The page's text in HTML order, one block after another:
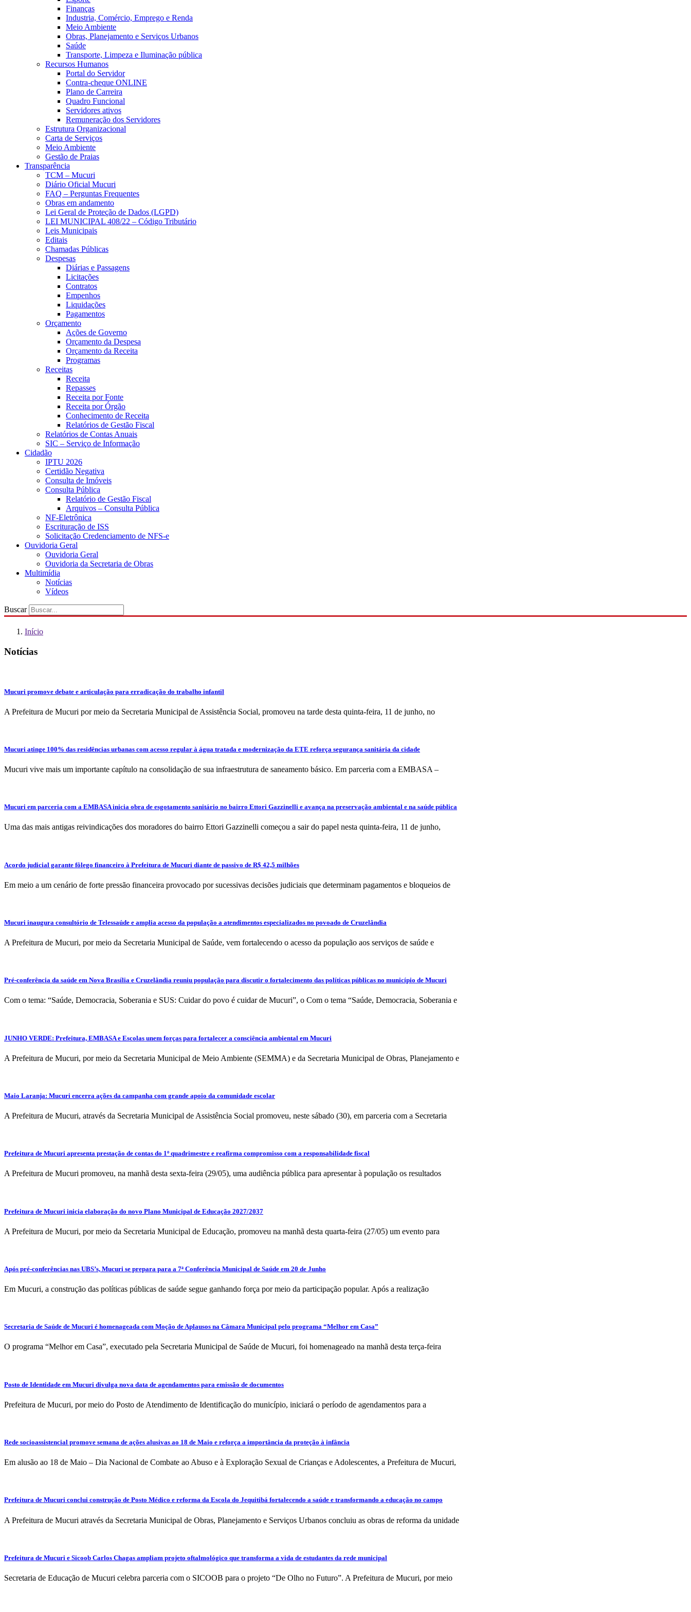
Finanças
Industria, Comércio, Emprego e Renda
Meio Ambiente
Obras, Planejamento e Serviços Urbanos
Saúde
Transporte, Limpeza e Iluminação pública
Recursos Humanos
Portal do Servidor
Contra-cheque ONLINE
Plano de Carreira
Quadro Funcional
Servidores ativos
Remuneração dos Servidores
Estrutura Organizacional
Carta de Serviços
Meio Ambiente
Gestão de Praias
Transparência
TCM – Mucuri
Diário Oficial Mucuri
FAQ – Perguntas Frequentes
Obras em andamento
Lei Geral de Proteção de Dados (LGPD)
LEI MUNICIPAL 408/22 – Código Tributário
Leis Municipais
Editais
Chamadas Públicas
Despesas
Diárias e Passagens
Licitações
Contratos
Empenhos
Liquidações
Pagamentos
Orçamento
Ações de Governo
Orçamento da Despesa
Orçamento da Receita
Programas
Receitas
Receita
Repasses
Receita por Fonte
Receita por Órgão
Conhecimento de Receita
Relatórios de Gestão Fiscal
Relatórios de Contas Anuais
SIC – Serviço de Informação
Cidadão
IPTU 2026
Certidão Negativa
Consulta de Imóveis
Consulta Pública
Relatório de Gestão Fiscal
Arquivos – Consulta Pública
NF-Eletrônica
Escrituração de ISS
Solicitação Credenciamento de NFS-e
Ouvidoria Geral
Ouvidoria Geral
Ouvidoria da Secretaria de Obras
Multimídia
Notícias
Vídeos
Buscar
Início
Notícias
Mucuri promove debate e articulação para erradicação do trabalho infantil
A Prefeitura de Mucuri por meio da Secretaria Municipal de Assistência Social, promoveu na tarde desta quinta-feira, 11 de junho, no
Mucuri atinge 100% das residências urbanas com acesso regular à água tratada e modernização da ETE reforça segurança sanitária da cidade
Mucuri vive mais um importante capítulo na consolidação de sua infraestrutura de saneamento básico. Em parceria com a EMBASA –
Mucuri em parceria com a EMBASA inicia obra de esgotamento sanitário no bairro Ettori Gazzinelli e avança na preservação ambiental e na saúde pública
Uma das mais antigas reivindicações dos moradores do bairro Ettori Gazzinelli começou a sair do papel nesta quinta-feira, 11 de junho,
Acordo judicial garante fôlego financeiro à Prefeitura de Mucuri diante de passivo de R$ 42,5 milhões
Em meio a um cenário de forte pressão financeira provocado por sucessivas decisões judiciais que determinam pagamentos e bloqueios de
Mucuri inaugura consultório de Telessaúde e amplia acesso da população a atendimentos especializados no povoado de Cruzelândia
A Prefeitura de Mucuri, por meio da Secretaria Municipal de Saúde, vem fortalecendo o acesso da população aos serviços de saúde e
Pré-conferência da saúde em Nova Brasília e Cruzelândia reuniu população para discutir o fortalecimento das políticas públicas no município de Mucuri
Com o tema: “Saúde, Democracia, Soberania e SUS: Cuidar do povo é cuidar de Mucuri”, o Com o tema “Saúde, Democracia, Soberania e
JUNHO VERDE: Prefeitura, EMBASA e Escolas unem forças para fortalecer a consciência ambiental em Mucuri
A Prefeitura de Mucuri, por meio da Secretaria Municipal de Meio Ambiente (SEMMA) e da Secretaria Municipal de Obras, Planejamento e
Maio Laranja: Mucuri encerra ações da campanha com grande apoio da comunidade escolar
A Prefeitura de Mucuri, através da Secretaria Municipal de Assistência Social promoveu, neste sábado (30), em parceria com a Secretaria
Prefeitura de Mucuri apresenta prestação de contas do 1º quadrimestre e reafirma compromisso com a responsabilidade fiscal
A Prefeitura de Mucuri promoveu, na manhã desta sexta-feira (29/05), uma audiência pública para apresentar à população os resultados
Prefeitura de Mucuri inicia elaboração do novo Plano Municipal de Educação 2027/2037
A Prefeitura de Mucuri, por meio da Secretaria Municipal de Educação, promoveu na manhã desta quarta-feira (27/05) um evento para
Após pré-conferências nas UBS’s, Mucuri se prepara para a 7ª Conferência Municipal de Saúde em 20 de Junho
Em Mucuri, a construção das políticas públicas de saúde segue ganhando força por meio da participação popular. Após a realização
Secretaria de Saúde de Mucuri é homenageada com Moção de Aplausos na Câmara Municipal pelo programa “Melhor em Casa”
O programa “Melhor em Casa”, executado pela Secretaria Municipal de Saúde de Mucuri, foi homenageado na manhã desta terça-feira
Posto de Identidade em Mucuri divulga nova data de agendamentos para emissão de documentos
Prefeitura de Mucuri, por meio do Posto de Atendimento de Identificação do município, iniciará o período de agendamentos para a
Rede socioassistencial promove semana de ações alusivas ao 18 de Maio e reforça a importância da proteção à infância
Em alusão ao 18 de Maio – Dia Nacional de Combate ao Abuso e à Exploração Sexual de Crianças e Adolescentes, a Prefeitura de Mucuri,
Prefeitura de Mucuri conclui construção de Posto Médico e reforma da Escola do Jequitibá fortalecendo a saúde e transformando a educação no campo
A Prefeitura de Mucuri através da Secretaria Municipal de Obras, Planejamento e Serviços Urbanos concluiu as obras de reforma da unidade
Prefeitura de Mucuri e Sicoob Carlos Chagas ampliam projeto oftalmológico que transforma a vida de estudantes da rede municipal
Secretaria de Educação de Mucuri celebra parceria com o SICOOB para o projeto “De Olho no Futuro”. A Prefeitura de Mucuri, por meio